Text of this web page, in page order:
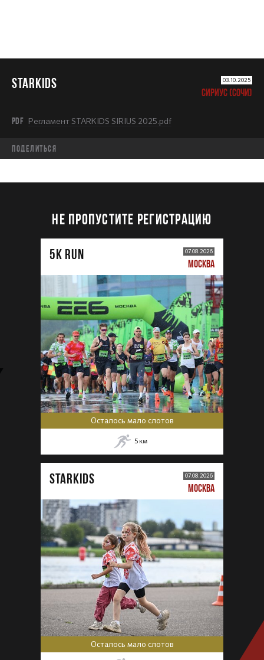
STARKIDS 03.10.2025
СИРИУС (СОЧИ)
PDF Регламент STARKIDS SIRIUS 2025.pdf
Поделиться
НЕ ПРОПУСТИТЕ РЕГИСТРАЦИЮ
5К RUN 07.08.2026
МОСКВА
Осталось мало слотов
5 км
STARKIDS 07.08.2026
МОСКВА
Осталось мало слотов